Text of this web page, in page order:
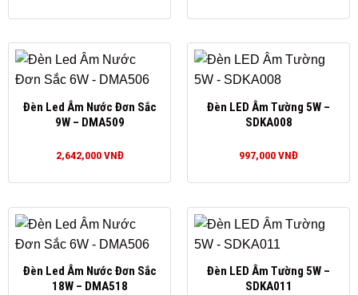
Đèn Led Âm Nước Đơn Sắc
9W – DMA509
2,642,000VNĐ
Đèn LED Âm Tường 5W –
SDKA008
997,000VNĐ
Đèn Led Âm Nước Đơn Sắc
18W – DMA518
Đèn LED Âm Tường 5W –
SDKA011